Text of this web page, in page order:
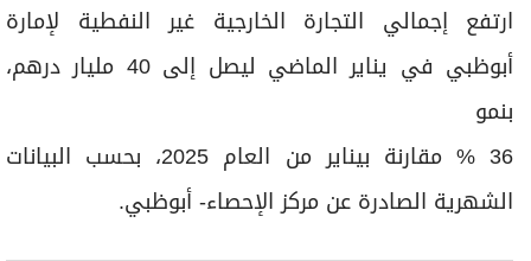
ارتفع إجمالي التجارة الخارجية غير النفطية لإمارة
أبوظبي في يناير الماضي ليصل إلى 40 مليار درهم،
بنمو
36 % مقارنة بيناير من العام 2025، بحسب البيانات
الشهرية الصادرة عن مركز الإحصاء- أبوظبي.